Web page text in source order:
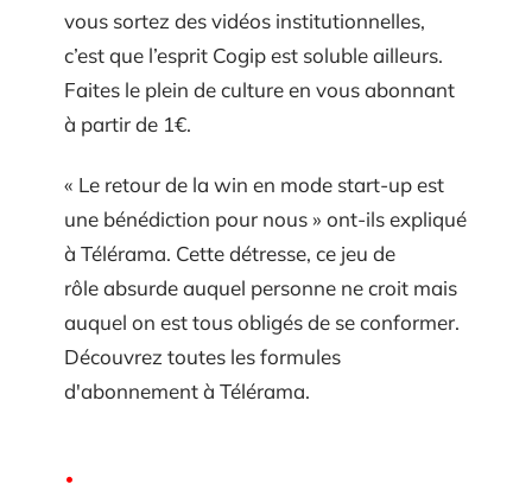
vous sortez des vidéos institutionnelles,
c’est que l’esprit Cogip est soluble ailleurs.
Faites le plein de culture en vous abonnant
à partir de 1€.
« Le retour de la win en mode start-up est
une bénédiction pour nous » ont-ils expliqué
à Télérama. Cette détresse, ce jeu de
rôle absurde auquel personne ne croit mais
auquel on est tous obligés de se conformer.
Découvrez toutes les formules
d'abonnement à Télérama.